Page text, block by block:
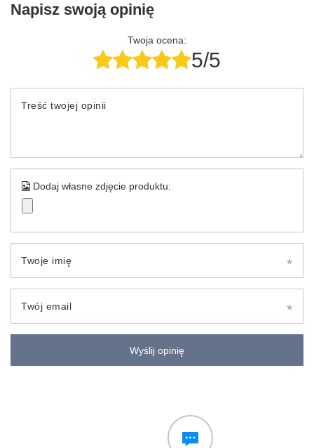
Napisz swoją opinię
Twoja ocena:
5/5
Treść twojej opinii
Dodaj własne zdjęcie produktu:
Twoje imię
Twój email
Wyślij opinię